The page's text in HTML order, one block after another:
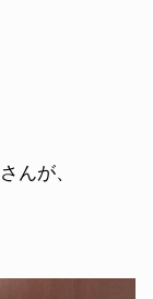
さんが、